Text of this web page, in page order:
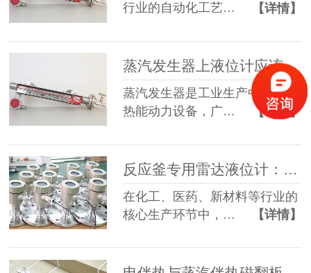
行业的自动化工艺…
【详情】
蒸汽发生器上液位计应该怎么选？
蒸汽发生器是工业生产中重要的
热能动力设备，广…
【详情】
反应釜专用雷达液位计：选型、应用与维护全指南
在化工、医药、新材料等行业的
核心生产环节中，…
【详情】